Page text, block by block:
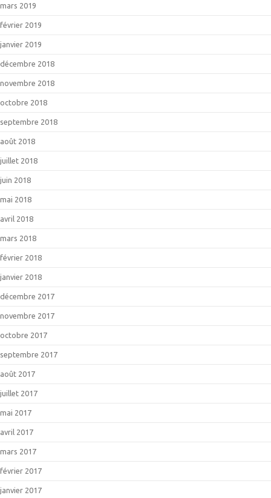
mars 2019
février 2019
janvier 2019
décembre 2018
novembre 2018
octobre 2018
septembre 2018
août 2018
juillet 2018
juin 2018
mai 2018
avril 2018
mars 2018
février 2018
janvier 2018
décembre 2017
novembre 2017
octobre 2017
septembre 2017
août 2017
juillet 2017
mai 2017
avril 2017
mars 2017
février 2017
janvier 2017